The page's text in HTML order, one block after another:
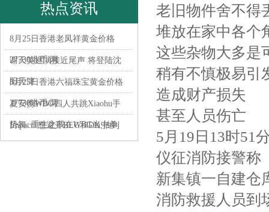
热点资讯
8月25日香港老凤祥黄金价格
27730港币/两
谢天笑巡演接近尾声 将登陆沈
阳天津
8月25日香港六福珠宝黄金价格
27730港币/两
夏安携WBG四人共跳Xiaohu手
势舞: 重生之我在WBG当中单
Impact: 想避开BLG和DK;抽到
老旧物件舍不得
堆放在家中各个
这些杂物大多是
稍有不慎极易引
造成财产损失
甚至人员伤亡
5月19日13时51
仪征消防接警称
新集镇一自建仓
消防救援人员到